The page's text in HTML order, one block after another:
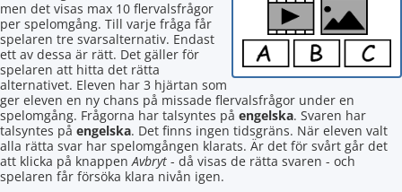
men det visas max 10 flervalsfrågor
per spelomgång. Till varje fråga får
spelaren tre svarsalternativ. Endast
ett av dessa är rätt. Det gäller för
spelaren att hitta det rätta
alternativet. Eleven har 3 hjärtan som
ger eleven en ny chans på missade flervalsfrågor under en
spelomgång. Frågorna har talsyntes på engelska. Svaren har
talsyntes på engelska. Det finns ingen tidsgräns. När eleven valt
alla rätta svar har spelomgången klarats. Är det för svårt går det
att klicka på knappenAvbryt - då visas de rätta svaren - och
spelaren får försöka klara nivån igen.